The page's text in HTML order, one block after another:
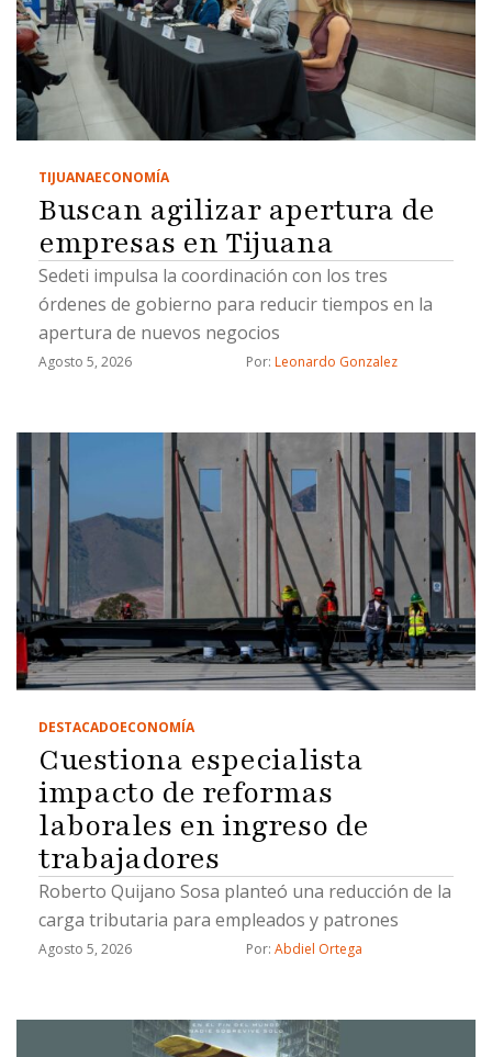
TIJUANAECONOMÍA
Buscan agilizar apertura de
empresas en Tijuana
Sedeti impulsa la coordinación con los tres
órdenes de gobierno para reducir tiempos en la
apertura de nuevos negocios
Agosto 5, 2026 Por: Leonardo Gonzalez
DESTACADOECONOMÍA
Cuestiona especialista
impacto de reformas
laborales en ingreso de
trabajadores
Roberto Quijano Sosa planteó una reducción de la
carga tributaria para empleados y patrones
Agosto 5, 2026 Por: Abdiel Ortega